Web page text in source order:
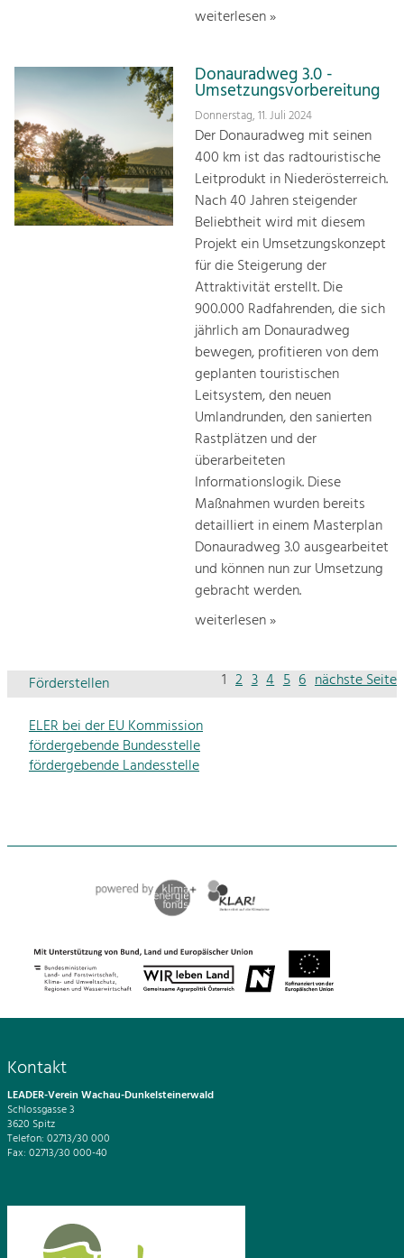
weiterlesen »
Donauradweg 3.0 -
Umsetzungsvorbereitung
Donnerstag, 11. Juli 2024
Der Donauradweg mit seinen
400 km ist das radtouristische
Leitprodukt in Niederösterreich.
Nach 40 Jahren steigender
Beliebtheit wird mit diesem
Projekt ein Umsetzungskonzept
für die Steigerung der
Attraktivität erstellt. Die
900.000 Radfahrenden, die sich
jährlich am Donauradweg
bewegen, profitieren von dem
geplanten touristischen
Leitsystem, den neuen
Umlandrunden, den sanierten
Rastplätzen und der
überarbeiteten
Informationslogik. Diese
Maßnahmen wurden bereits
detailliert in einem Masterplan
Donauradweg 3.0 ausgearbeitet
und können nun zur Umsetzung
gebracht werden.
weiterlesen »
1 2 3 4 5 6 nächste Seite
Förderstellen
ELER bei der EU Kommission
fördergebende Bundesstelle
fördergebende Landesstelle
Kontakt
LEADER-Verein Wachau-Dunkelsteinerwald
Schlossgasse 3
3620 Spitz
Telefon: 02713/30 000
Fax: 02713/30 000-40